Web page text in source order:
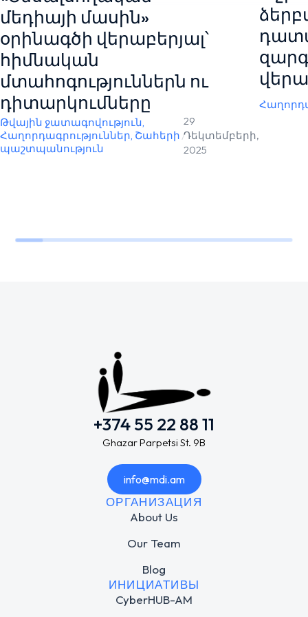
մեդիայի մասին»
օրինագծի վերաբերյալ՝
հիմնական
մտահոգություններն ու
դիտարկումները
Թվային ջատագովություն,
Հաղորդագրություններ, Շահերի
պաշտպանություն
/
29
Դեկտեմբերի,
2025
+374 55 22 88 11
Ghazar Parpetsi St. 9B
info@mdi.am
ОРГАНИЗАЦИЯ
About Us
Our Team
Blog
ИНИЦИАТИВЫ
CyberHUB-AM